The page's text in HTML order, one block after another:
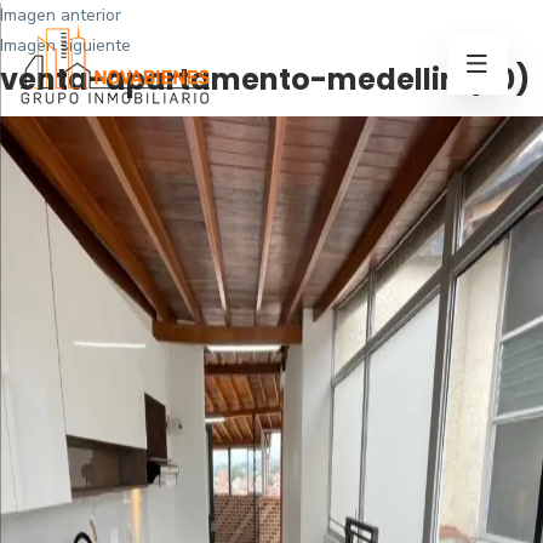
Imagen anterior
Imagen siguiente
venta-apartamento-medellin (20)